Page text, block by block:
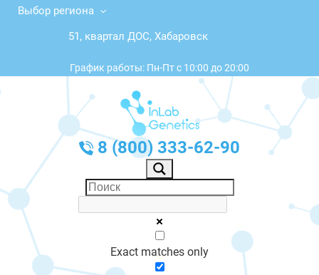
Выбор региона
51, квартал ДОС, Хабаровск
График работы: Пн-Пт с 10:00 до 20:00
8 (800) 333-62-90
Exact matches only